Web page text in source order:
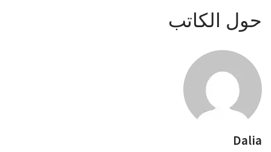
حول الكاتب
Dalia